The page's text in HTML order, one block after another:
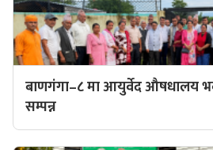
बाणगंगा–८ मा आयुर्वेद औषधालय
सम्पन्न